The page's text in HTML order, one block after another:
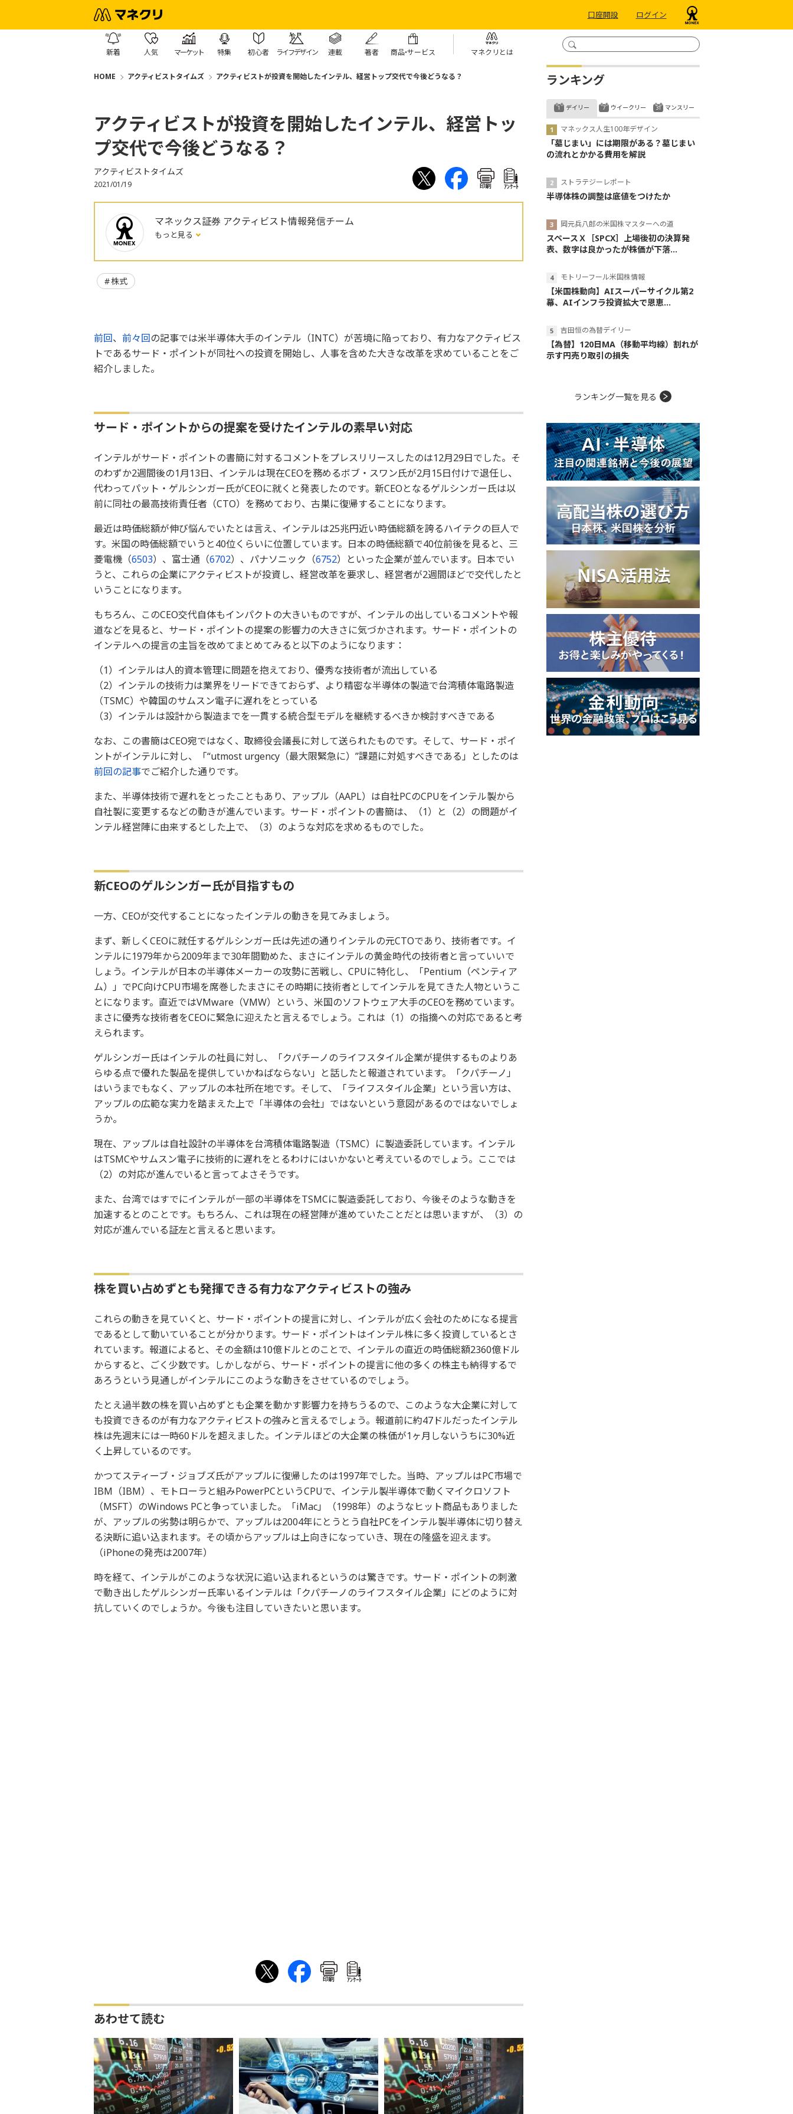
口座開設 ログイン
新着 人気 マーケット 特集 初心者 ライフデザイン 連載 著者 商品・サービス マネクリとは
HOME アクティビストタイムズ アクティビストが投資を開始したインテル、経営トップ交代で今後どうなる？
アクティビストが投資を開始したインテル、経営トッ
プ交代で今後どうなる？
アクティビストタイムズ
2021/01/19 印刷 ｱﾝｹｰﾄ
マネックス証券 アクティビスト情報発信チーム
もっと見る
株式
前回、 前々回の記事では米半導体大手のインテル（INTC）が苦境に陥っており、有力なアクティビス
トであるサード・ポイントが同社への投資を開始し、人事を含めた大きな改革を求めていることをご
紹介しました。
サード・ポイントからの提案を受けたインテルの素早い対応
インテルがサード・ポイントの書簡に対するコメントをプレスリリースしたのは12月29日でした。そ
のわずか2週間後の1月13日、インテルは現在CEOを務めるボブ・スワン氏が2月15日付けで退任し、
代わってパット・ゲルシンガー氏がCEOに就くと発表したのです。新CEOとなるゲルシンガー氏は以
前に同社の最高技術責任者（CTO）を務めており、古巣に復帰することになります。
最近は時価総額が伸び悩んでいたとは言え、インテルは25兆円近い時価総額を誇るハイテクの巨人で
す。米国の時価総額でいうと40位くらいに位置しています。日本の時価総額で40位前後を見ると、三
菱電機（6503）、富士通（6702）、パナソニック（6752）といった企業が並んでいます。日本でい
うと、これらの企業にアクティビストが投資し、経営改革を要求し、経営者が2週間ほどで交代したと
いうことになります。
もちろん、このCEO交代自体もインパクトの大きいものですが、インテルの出しているコメントや報
道などを見ると、サード・ポイントの提案の影響力の大きさに気づかされます。サード・ポイントの
インテルへの提言の主旨を改めてまとめてみると以下のようになります：
（1）インテルは人的資本管理に問題を抱えており、優秀な技術者が流出している
（2）インテルの技術力は業界をリードできておらず、より精密な半導体の製造で台湾積体電路製造
（TSMC）や韓国のサムスン電子に遅れをとっている
（3）インテルは設計から製造までを一貫する統合型モデルを継続するべきか検討すべきである
なお、この書簡はCEO宛ではなく、取締役会議長に対して送られたものです。そして、サード・ポイ
ントがインテルに対し、「“utmost urgency（最大限緊急に）”課題に対処すべきである」としたのは
前回の記事でご紹介した通りです。
また、半導体技術で遅れをとったこともあり、アップル（AAPL）は自社PCのCPUをインテル製から
自社製に変更するなどの動きが進んでいます。サード・ポイントの書簡は、（1）と（2）の問題がイ
ンテル経営陣に由来するとした上で、（3）のような対応を求めるものでした。
新CEOのゲルシンガー氏が目指すもの
一方、CEOが交代することになったインテルの動きを見てみましょう。
まず、新しくCEOに就任するゲルシンガー氏は先述の通りインテルの元CTOであり、技術者です。イ
ンテルに1979年から2009年まで30年間勤めた、まさにインテルの黄金時代の技術者と言っていいで
しょう。インテルが日本の半導体メーカーの攻勢に苦戦し、CPUに特化し、「Pentium（ペンティア
ム）」でPC向けCPU市場を席巻したまさにその時期に技術者としてインテルを見てきた人物というこ
とになります。直近ではVMware（VMW）という、米国のソフトウェア大手のCEOを務めています。
まさに優秀な技術者をCEOに緊急に迎えたと言えるでしょう。これは（1）の指摘への対応であると考
えられます。
ゲルシンガー氏はインテルの社員に対し、「クパチーノのライフスタイル企業が提供するものよりあ
らゆる点で優れた製品を提供していかねばならない」と話したと報道されています。「クパチーノ」
はいうまでもなく、アップルの本社所在地です。そして、「ライフスタイル企業」という言い方は、
アップルの広範な実力を踏まえた上で「半導体の会社」ではないという意図があるのではないでしょ
うか。
現在、アップルは自社設計の半導体を台湾積体電路製造（TSMC）に製造委託しています。インテル
はTSMCやサムスン電子に技術的に遅れをとるわけにはいかないと考えているのでしょう。ここでは
（2）の対応が進んでいると言ってよさそうです。
また、台湾ではすでにインテルが一部の半導体をTSMCに製造委託しており、今後そのような動きを
加速するとのことです。もちろん、これは現在の経営陣が進めていたことだとは思いますが、（3）の
対応が進んでいる証左と言えると思います。
株を買い占めずとも発揮できる有力なアクティビストの強み
これらの動きを見ていくと、サード・ポイントの提言に対し、インテルが広く会社のためになる提言
であるとして動いていることが分かります。サード・ポイントはインテル株に多く投資しているとさ
れています。報道によると、その金額は10億ドルとのことで、インテルの直近の時価総額2360億ドル
からすると、ごく少数です。しかしながら、サード・ポイントの提言に他の多くの株主も納得するで
あろうという見通しがインテルにこのような動きをさせているのでしょう。
たとえ過半数の株を買い占めずとも企業を動かす影響力を持ちうるので、このような大企業に対して
も投資できるのが有力なアクティビストの強みと言えるでしょう。報道前に約47ドルだったインテル
株は先週末には一時60ドルを超えました。インテルほどの大企業の株価が1ヶ月しないうちに30%近
く上昇しているのです。
かつてスティーブ・ジョブズ氏がアップルに復帰したのは1997年でした。当時、アップルはPC市場で
IBM（IBM）、モトローラと組みPowerPCというCPUで、インテル製半導体で動くマイクロソフト
（MSFT）のWindows PCと争っていました。「iMac」（1998年）のようなヒット商品もありました
が、アップルの劣勢は明らかで、アップルは2004年にとうとう自社PCをインテル製半導体に切り替え
る決断に追い込まれます。その頃からアップルは上向きになっていき、現在の隆盛を迎えます。
（iPhoneの発売は2007年）
時を経て、インテルがこのような状況に追い込まれるというのは驚きです。サード・ポイントの刺激
で動き出したゲルシンガー氏率いるインテルは「クパチーノのライフスタイル企業」にどのように対
抗していくのでしょうか。今後も注目していきたいと思います。
印刷 ｱﾝｹｰﾄ
あわせて読む
ランキング
デイリー
マネックス人生100年デザイン
「墓じまい」には期限がある？墓じまい
の流れとかかる費用を解説
ストラテジーレポート
半導体株の調整は底値をつけたか
岡元兵八郎の米国株マスターへの道
スペースＸ［SPCX］上場後初の決算発
表、数字は良かったが株価が下落...
モトリーフール米国株情報
【米国株動向】AIスーパーサイクル第2
幕、AIインフラ投資拡大で恩恵...
吉田恒の為替デイリー
【為替】120日MA（移動平均線）割れが
示す円売り取引の損失
ウイークリー マンスリー
ランキング一覧を見る